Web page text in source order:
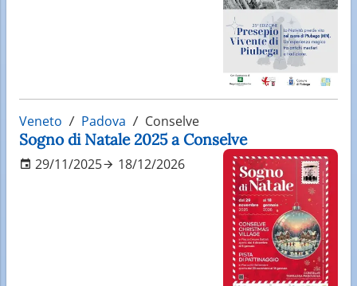
Veneto Padova Conselve
Sogno di Natale 2025 a Conselve
29/11/2025 18/12/2026